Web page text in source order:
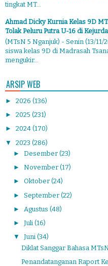
tingkat MT...
Ahmad Dicky Kurnia Kelas 9D
Tolak Peluru Putra U-16 di
(MTsN 5 Nganjuk) - Senin (13/
siswa kelas 9D di Madrasah
mengukir...
ARSIP WEB
► 2026 (136)
► 2025 (231)
► 2024 (170)
▼ 2023 (286)
► Desember (23)
► November (17)
► Oktober (24)
► September (22)
► Agustus (48)
► Juli (16)
▼ Juni (34)
Diklat Sanggar Bahasa
Penandatanganan Raport